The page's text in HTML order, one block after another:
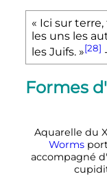
« Ici sur
les uns les
les Juifs. »[28]
Formes
Aquarelle du
Worms
accompagné